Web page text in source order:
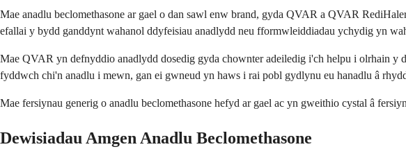
Mae anadlu beclomethasone ar gael o dan sawl enw brand, gyda QVAR a QVAR
efallai y bydd ganddynt wahanol ddyfeisiau anadlydd neu fformwleiddiadau ychydig yn
Mae QVAR yn defnyddio anadlydd dosedig gyda chownter adeiledig i'ch helpu i olrhain
fyddwch chi'n anadlu i mewn, gan ei gwneud yn haws i rai pobl gydlynu eu hanadlu â
Mae fersiynau generig o anadlu beclomethasone hefyd ar gael ac yn gweithio cystal â
Dewisiadau Amgen Anadlu Beclomethasone